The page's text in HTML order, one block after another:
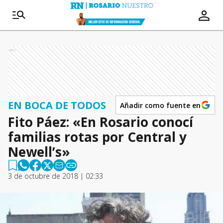
Ads
EN BOCA DE TODOS Añadir como fuente en
Fito Páez: «En Rosario conocí
familias rotas por Central y
Newell’s»
3 de octubre de 2018 | 02:33